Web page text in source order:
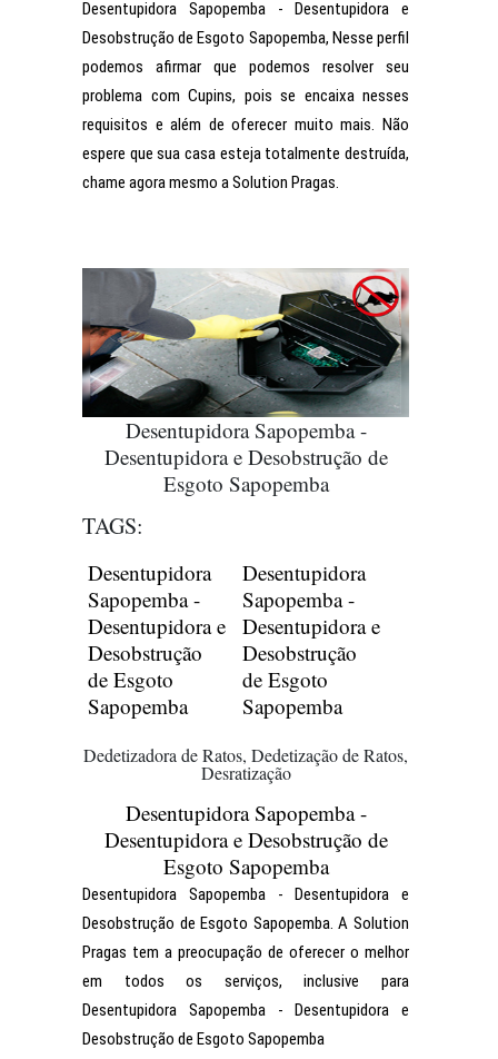
Desentupidora Sapopemba - Desentupidora e
Desobstrução de Esgoto Sapopemba, Nesse perfil
podemos afirmar que podemos resolver seu
problema com Cupins, pois se encaixa nesses
requisitos e além de oferecer muito mais. Não
espere que sua casa esteja totalmente destruída,
chame agora mesmo a Solution Pragas.
Desentupidora Sapopemba -
Desentupidora e Desobstrução de
Esgoto Sapopemba
TAGS:
Desentupidora
Sapopemba -
Desentupidora e
Desobstrução
de Esgoto
Sapopemba
Desentupidora
Sapopemba -
Desentupidora e
Desobstrução
de Esgoto
Sapopemba
Dedetizadora de Ratos, Dedetização de Ratos,
Desratização
Desentupidora Sapopemba -
Desentupidora e Desobstrução de
Esgoto Sapopemba
Desentupidora Sapopemba - Desentupidora e
Desobstrução de Esgoto Sapopemba. A Solution
Pragas tem a preocupação de oferecer o melhor
em todos os serviços, inclusive para
Desentupidora Sapopemba - Desentupidora e
Desobstrução de Esgoto Sapopemba